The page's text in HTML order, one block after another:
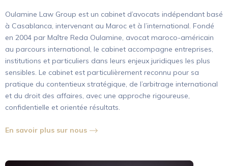
Oulamine Law Group est un cabinet d’avocats indépendant basé
à Casablanca, intervenant au Maroc et à l’international. Fondé
en 2004 par Maître Reda Oulamine, avocat maroco-américain
au parcours international, le cabinet accompagne entreprises,
institutions et particuliers dans leurs enjeux juridiques les plus
sensibles. Le cabinet est particulièrement reconnu pour sa
pratique du contentieux stratégique, de l’arbitrage international
et du droit des affaires, avec une approche rigoureuse,
confidentielle et orientée résultats.
En savoir plus sur nous